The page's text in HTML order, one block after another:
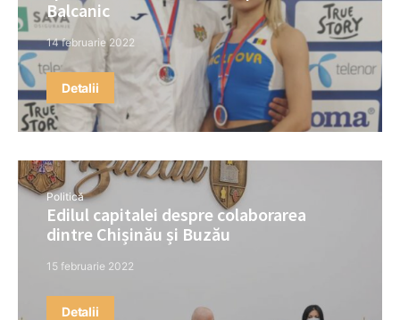
Balcanic
14 februarie 2022
Detalii
Politică
Edilul capitalei despre colaborarea
dintre Chișinău și Buzău
15 februarie 2022
Detalii